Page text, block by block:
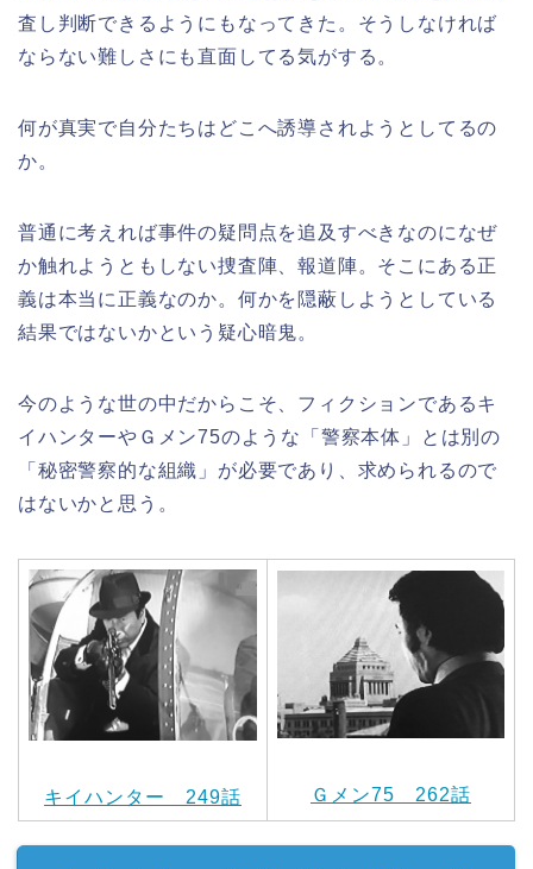
査し判断できるようにもなってきた。そうしなければ
ならない難しさにも直面してる気がする。
何が真実で自分たちはどこへ誘導されようとしてるの
か。
普通に考えれば事件の疑問点を追及すべきなのになぜ
か触れようともしない捜査陣、報道陣。そこにある正
義は本当に正義なのか。何かを隠蔽しようとしている
結果ではないかという疑心暗鬼。
今のような世の中だからこそ、フィクションであるキ
イハンターやＧメン75のような「警察本体」とは別の
「秘密警察的な組織」が必要であり、求められるので
はないかと思う。
キイハンター 249話 Ｇメン75 262話